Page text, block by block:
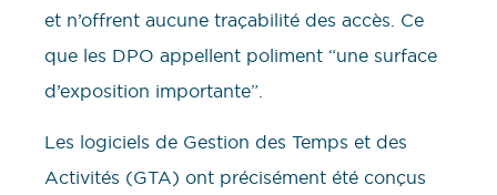
et n’offrent aucune traçabilité des accès. Ce
que les DPO appellent poliment “une surface
d’exposition importante”.
Les logiciels de Gestion des Temps et des
Activités (GTA) ont précisément été conçus